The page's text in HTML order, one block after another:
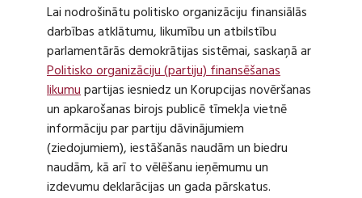
Lai nodrošinātu politisko organizāciju finansiālās
darbības atklātumu, likumību un atbilstību
parlamentārās demokrātijas sistēmai, saskaņā ar
Politisko organizāciju (partiju) finansēšanas
likumupartijas iesniedz un Korupcijas novēršanas
un apkarošanas birojs publicē tīmekļa vietnē
informāciju par partiju dāvinājumiem
(ziedojumiem), iestāšanās naudām un biedru
naudām, kā arī to vēlēšanu ieņēmumu un
izdevumu deklarācijas un gada pārskatus.